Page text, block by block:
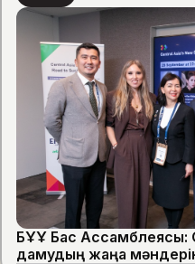
БҰҰ Бас Ассамблеясы:
дамудың жаңа